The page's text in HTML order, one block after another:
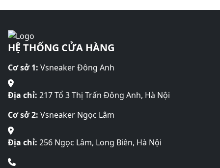
HỆ THỐNG CỬA HÀNG
Cơ sở 1: Vsneaker Đông Anh
Địa chỉ: 217 Tổ 3 Thị Trấn Đông Anh, Hà Nội
Cơ sở 2: Vsneaker Ngọc Lâm
Địa chỉ: 256 Ngọc Lâm, Long Biên, Hà Nội